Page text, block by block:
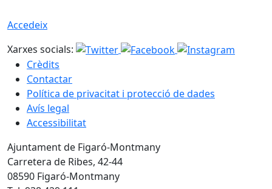
Accedeix
Xarxes socials:
Crèdits
Contactar
Política de privacitat i protecció de dades
Avís legal
Accessibilitat
Ajuntament de Figaró-Montmany
Carretera de Ribes, 42-44
08590 Figaró-Montmany